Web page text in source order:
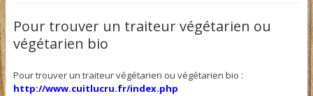
Pour trouver un traiteur végétarien ou
végétarien bio
Pour trouver un traiteur végétarien ou végétarien bio :
http://www.cuitlucru.fr/index.php